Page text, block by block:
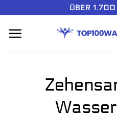
springen
ÜBER 1.700